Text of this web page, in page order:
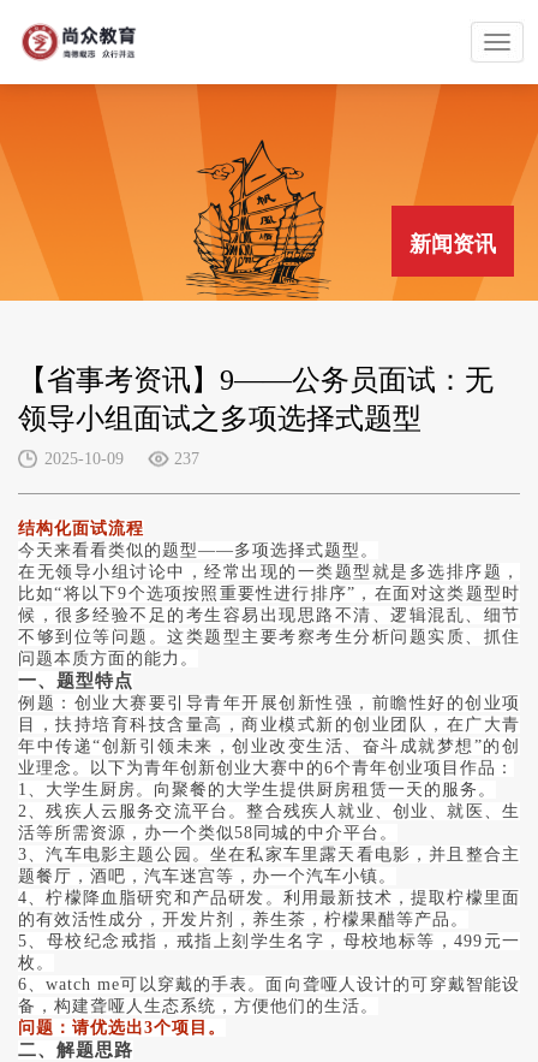
新闻资讯
【省事考资讯】9——公务员面试：无
领导小组面试之多项选择式题型
2025-10-09 237
结构化面试流程
今天来看看类似的题型——多项选择式题型。
在无领导小组讨论中，经常出现的一类题型就是多选排序题，
比如“将以下9个选项按照重要性进行排序”，在面对这类题型时
候，很多经验不足的考生容易出现思路不清、逻辑混乱、细节
不够到位等问题。这类题型主要考察考生分析问题实质、抓住
问题本质方面的能力。
一、 题型特点
例题：创业大赛要引导青年开展创新性强，前瞻性好的创业项
目，扶持培育科技含量高，商业模式新的创业团队，在广大青
年中传递“创新引领未来，创业改变生活、奋斗成就梦想”的创
业理念。以下为青年创新创业大赛中的6个青年创业项目作品：
1、大学生厨房。向聚餐的大学生提供厨房租赁一天的服务。
2、残疾人云服务交流平台。整合残疾人就业、创业、就医、生
活等所需资源，办一个类似58同城的中介平台。
3、汽车电影主题公园。坐在私家车里露天看电影，并且整合主
题餐厅，酒吧，汽车迷宫等，办一个汽车小镇。
4、柠檬降血脂研究和产品研发。利用最新技术，提取柠檬里面
的有效活性成分，开发片剂，养生茶，柠檬果醋等产品。
5、母校纪念戒指，戒指上刻学生名字，母校地标等，499元一
枚。
6、watch me可以穿戴的手表。面向聋哑人设计的可穿戴智能设
备，构建聋哑人生态系统，方便他们的生活。
问题：请优选出3个项目。
二、解题思路